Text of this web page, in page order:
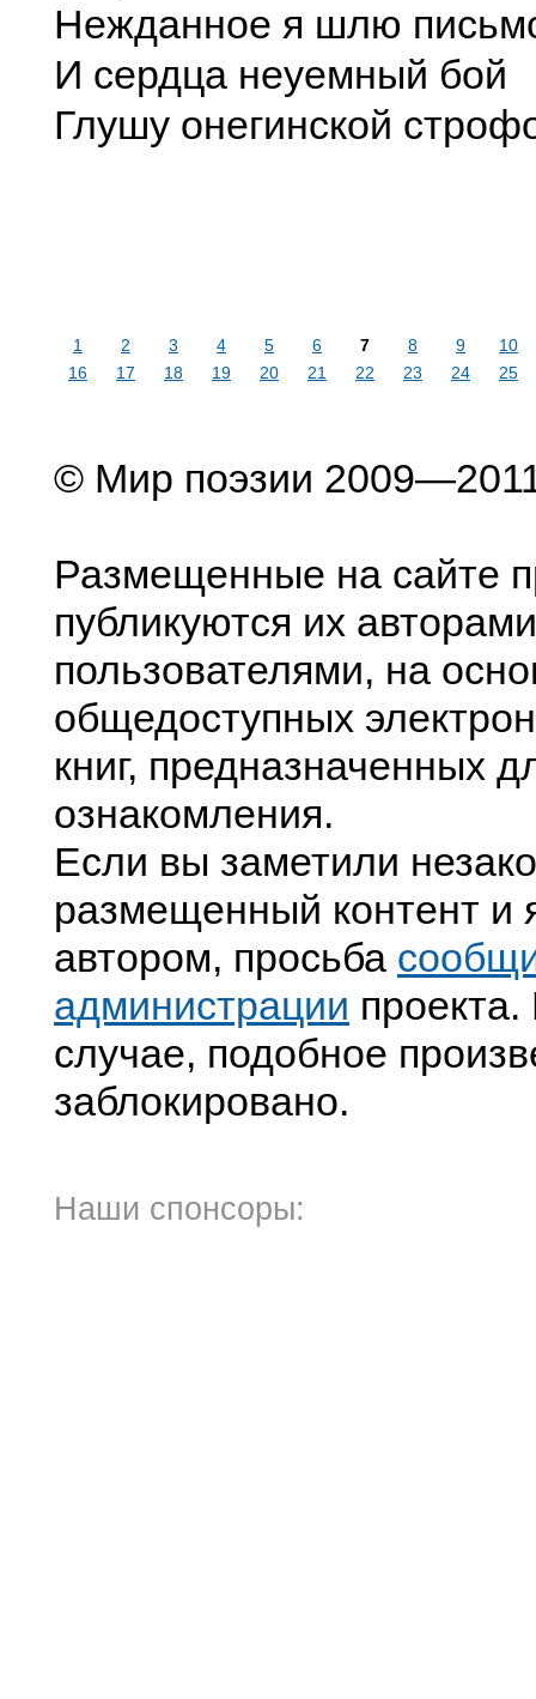
Нежданное я шлю
И сердца неуемный бой
Глушу онегинской
1 2 3 4 5 6 7 8 9
10
16
17 18 19 20 21 22 23 24 25
© Мир поэзии
Размещенные на сайте
публикуются их
пользователями, на
общедоступных
книг, предназначенных
ознакомления.
Если вы заметили
размещенный контент и
автором, просьба
администрации
случае, подобное
заблокировано.
Наши спонсоры: